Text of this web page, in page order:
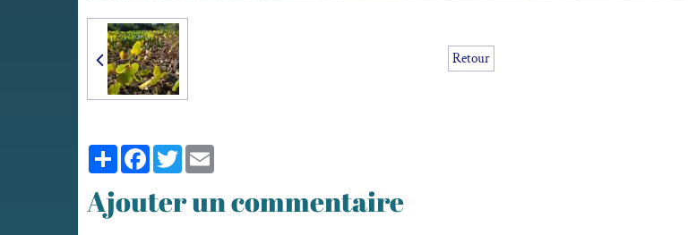
Retour
PartagerFacebook
Twitter
Ajouter un commentaire